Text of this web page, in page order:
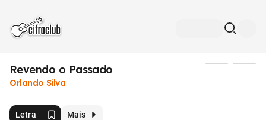
Revendo o Passado
Orlando Silva
Letra Mais